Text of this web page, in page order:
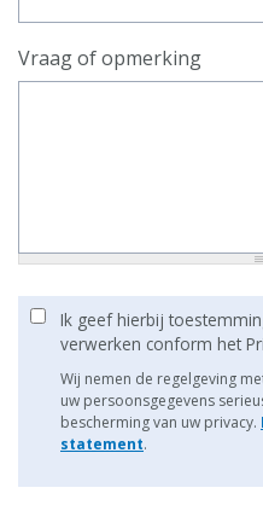
Vraag of opmerking
Ik geef hierbij
verwerken conform het
Wij nemen de regelgeving
uw persoonsgegevens
bescherming van uw privacy.
statement.